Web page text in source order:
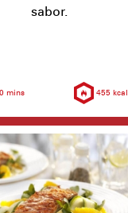
sabor.
mins 455 kcal